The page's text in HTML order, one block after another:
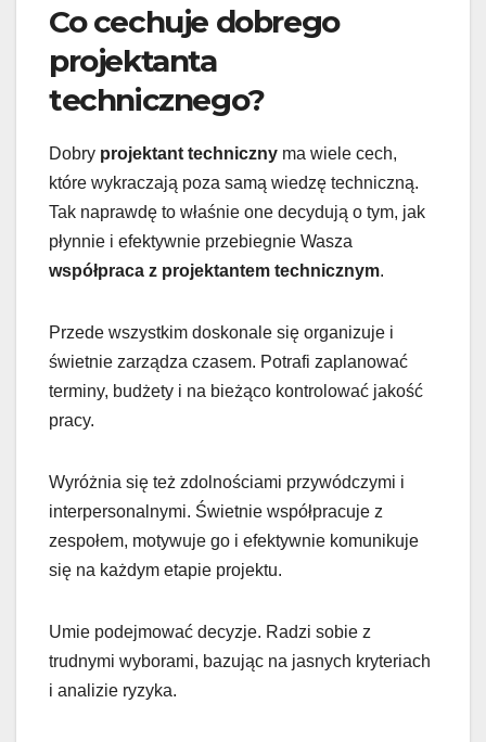
Co cechuje dobrego
projektanta
technicznego?
Dobry projektant techniczny ma wiele cech,
które wykraczają poza samą wiedzę techniczną.
Tak naprawdę to właśnie one decydują o tym, jak
płynnie i efektywnie przebiegnie Wasza
współpraca z projektantem technicznym.
Przede wszystkim doskonale się organizuje i
świetnie zarządza czasem. Potrafi zaplanować
terminy, budżety i na bieżąco kontrolować jakość
pracy.
Wyróżnia się też zdolnościami przywódczymi i
interpersonalnymi. Świetnie współpracuje z
zespołem, motywuje go i efektywnie komunikuje
się na każdym etapie projektu.
Umie podejmować decyzje. Radzi sobie z
trudnymi wyborami, bazując na jasnych kryteriach
i analizie ryzyka.